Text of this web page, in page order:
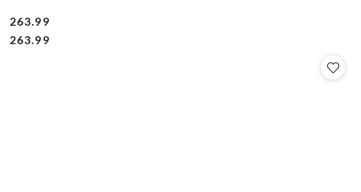
Cena:
263.99
Cena:
263.99